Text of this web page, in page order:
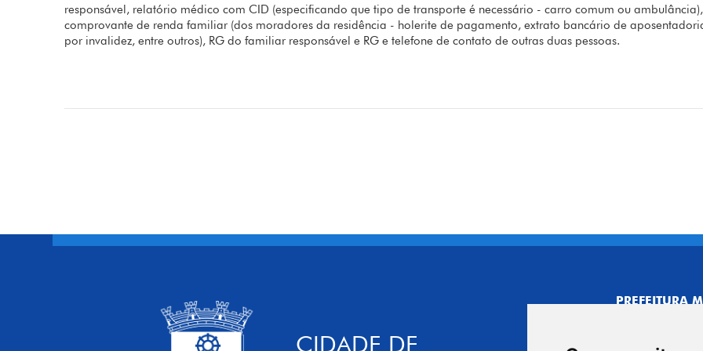
responsável, relatório médico com CID (especificando que tipo de transporte é necessário - carro comum ou ambulância),
comprovante de renda familiar (dos moradores da residência - holerite de pagamento, extrato bancário de
por invalidez, entre outros), RG do familiar responsável e RG e telefone de contato de outras duas pessoas.
CIDADE DE
PREFEITURA
CENTRO